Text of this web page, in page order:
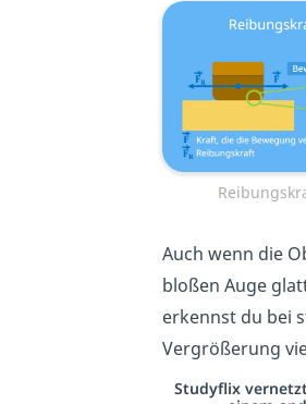
Auch wenn die
bloßen Auge
erkennst du bei
Vergrößerung
Studyflix